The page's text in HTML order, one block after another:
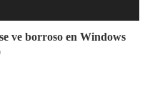
ve borroso en Windows